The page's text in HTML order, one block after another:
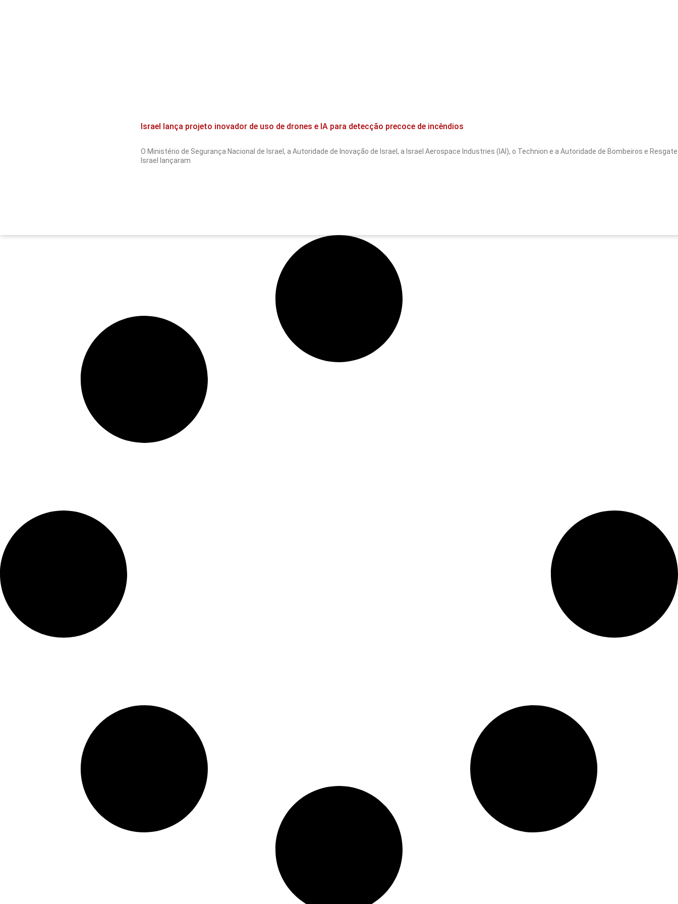
Israel lança projeto inovador de uso de drones e IA para detecção precoce de incêndios
O Ministério de Segurança Nacional de Israel, a Autoridade de Inovação de Israel, a Israel Aerospace Industries (IAI), o Technion e a Autoridade de Bombeiros e
Israel lançaram